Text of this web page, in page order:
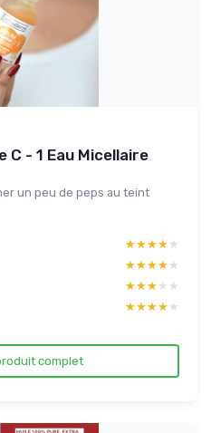
C - 1 Eau Micellaire
un peu de peps au teint
★★★★★
★★★★★
★★★★★
★★★★★
★★★★★
★★★★★
★★★★★
★★★★★
complet